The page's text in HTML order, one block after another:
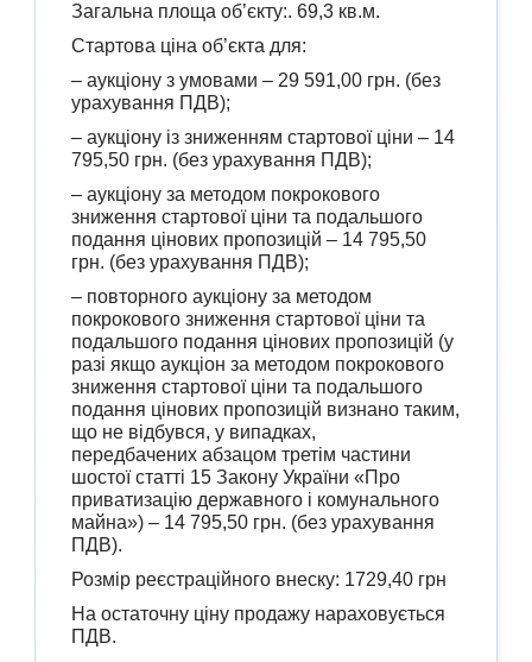
Загальна площа об’єкту:. 69,3 кв.м.
Стартова ціна об’єкта для:
– аукціону з умовами – 29 591,00 грн. (без
урахування ПДВ);
– аукціону із зниженням стартової ціни – 14
795,50 грн. (без урахування ПДВ);
– аукціону за методом покрокового
зниження стартової ціни та подальшого
подання цінових пропозицій – 14 795,50
грн. (без урахування ПДВ);
– повторного аукціону за методом
покрокового зниження стартової ціни та
подальшого подання цінових пропозицій (у
разі якщо аукціон за методом покрокового
зниження стартової ціни та подальшого
подання цінових пропозицій визнано таким,
що не відбувся, у випадках,
передбачених абзацом третім частини
шостої статті 15 Закону України «Про
приватизацію державного і комунального
майна») – 14 795,50 грн. (без урахування
ПДВ).
Розмір реєстраційного внеску: 1729,40 грн
На остаточну ціну продажу нараховується
ПДВ.